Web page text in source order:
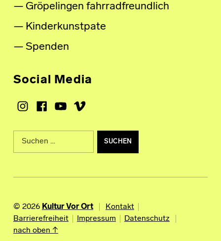
Gröpelingen fahrradfreundlich
Kinderkunstpate
Spenden
Social Media
Instagram
Facebook
Youtube
Vimeo
Suche nach:
© 2026 Kultur Vor Ort
Kontakt
Barrierefreiheit
Impressum
Datenschutz
nach oben ↑